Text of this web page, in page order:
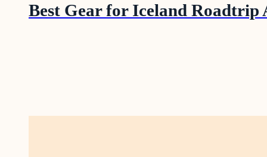
Best Gear for Iceland Roadtrip